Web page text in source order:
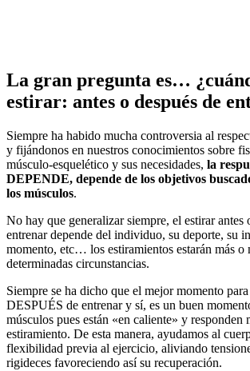
La gran pregunta es…
estirar: antes o después de
Siempre ha habido mucha controversia al
y fijándonos en nuestros conocimientos sobre
músculo-esquelético y sus necesidades, la
DEPENDE, depende de los objetivos
los músculos.
No hay que generalizar siempre, el estirar antes
entrenar depende del individuo, su deporte, su
momento, etc… los estiramientos estarán más o
determinadas circunstancias.
Siempre se ha dicho que el mejor momento para
DESPUÉS de entrenar y sí, es un buen
músculos pues están «en caliente» y responden
estiramiento. De esta manera, ayudamos al
flexibilidad previa al ejercicio, aliviando
rigideces favoreciendo así su recuperación.